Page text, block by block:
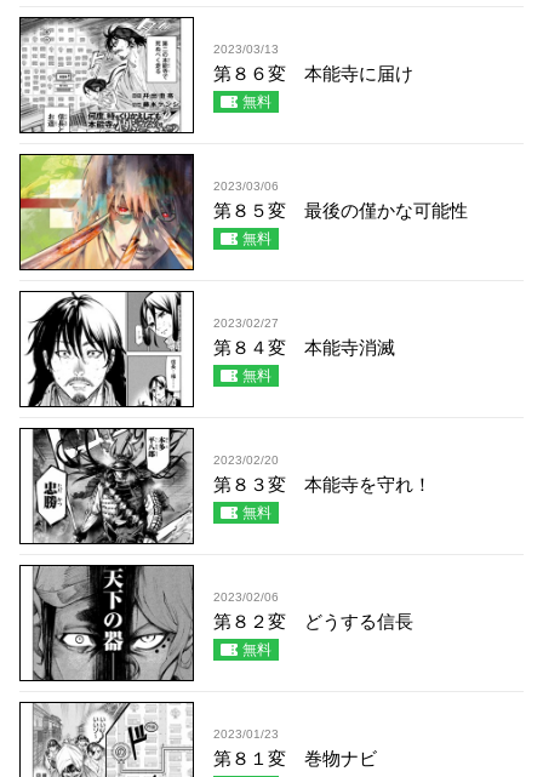
2023/03/13
第８６変 本能寺に届け
無料
2023/03/06
第８５変 最後の僅かな可能性
無料
2023/02/27
第８４変 本能寺消滅
無料
2023/02/20
第８３変 本能寺を守れ！
無料
2023/02/06
第８２変 どうする信長
無料
2023/01/23
第８１変 巻物ナビ